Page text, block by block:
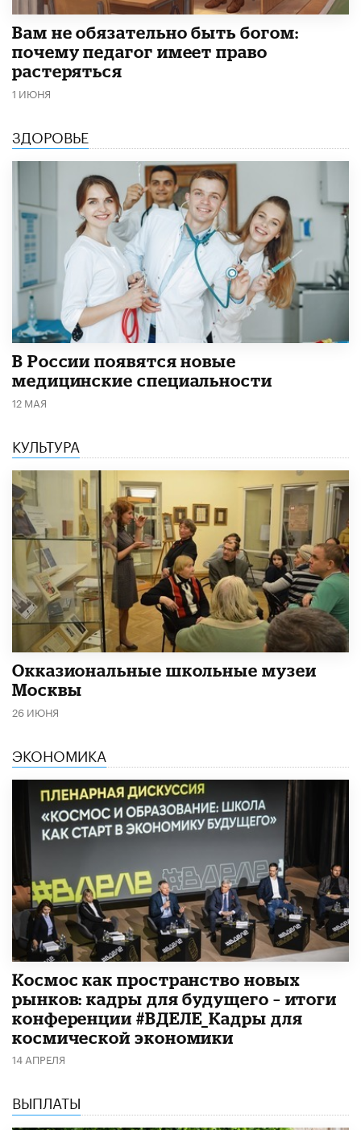
​Вам не обязательно быть богом:
почему педагог имеет право
растеряться
1 ИЮНЯ
ЗДОРОВЬЕ
В России появятся новые
медицинские специальности
12 МАЯ
КУЛЬТУРА
​Окказиональные школьные музеи
Москвы
26 ИЮНЯ
ЭКОНОМИКА
Космос как пространство новых
рынков: кадры для будущего – итоги
конференции #ВДЕЛЕ_Кадры для
космической экономики
14 АПРЕЛЯ
ВЫПЛАТЫ